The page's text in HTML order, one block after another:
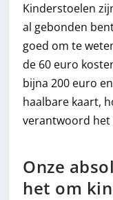
Kinderstoelen
al gebonden
goed om te
de 60 euro
bijna 200 euro
haalbare kaart,
verantwoord het
Onze
het om